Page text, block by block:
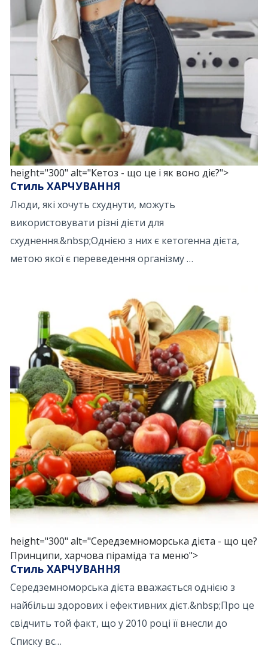
height="300" alt="Кетоз - що це і як воно діє?">
Стиль ХАРЧУВАННЯ
Люди, які хочуть схуднути, можуть
використовувати різні дієти для
схуднення.&nbsp;Однією з них є кетогенна дієта,
метою якої є переведення організму …
height="300" alt="Середземноморська дієта - що це?
Принципи, харчова піраміда та меню">
Стиль ХАРЧУВАННЯ
Середземноморська дієта вважається однією з
найбільш здорових і ефективних дієт.&nbsp;Про це
свідчить той факт, що у 2010 році її внесли до
Списку вс…